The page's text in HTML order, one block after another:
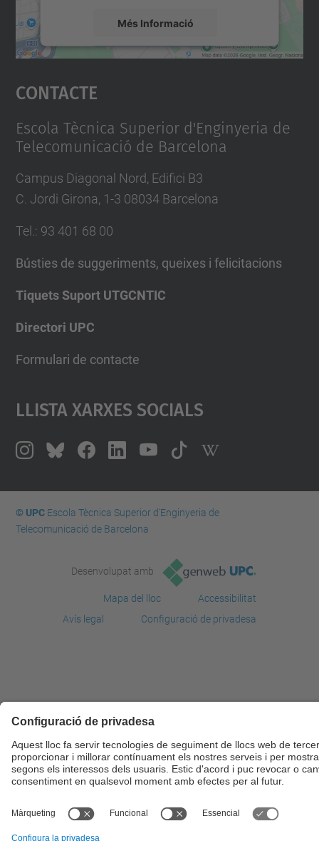
Més Informació
Accepta
powered by
Contacte
Escola Tècnica Superior d'Enginyeria de
Telecomunicació de Barcelona
Campus Diagonal Nord, Edifici B3
C. Jordi Girona, 1-3 08034 Barcelona
Tel. : 93 401 68 00
Bústies de suggeriments, queixes i felicitacions
Tiquets Suport UTGCNTIC
Directori UPC
Formulari de contacte
Llista Xarxes Socials
© UPCEscola Tècnica Superior d'Enginyeria de
Telecomunicació de Barcelona
Desenvolupat amb
Mapa del lloc
Accessibilitat
Avís legal
Configuració de privadesa